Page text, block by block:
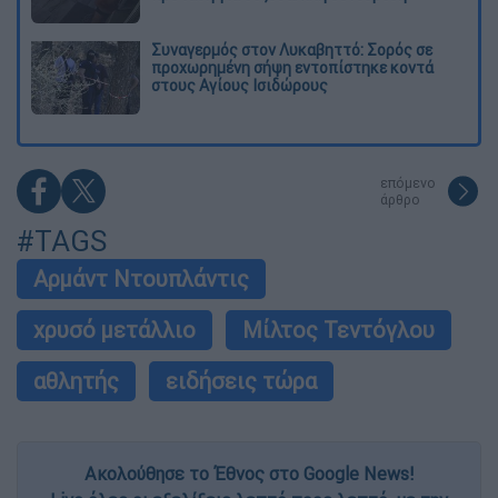
Συναγερμός στον Λυκαβηττό: Σορός σε
προχωρημένη σήψη εντοπίστηκε κοντά
στους Αγίους Ισιδώρους
επόμενο
άρθρο
#TAGS
Αρμάντ Ντουπλάντις
χρυσό μετάλλιο
Μίλτος Τεντόγλου
αθλητής
ειδήσεις τώρα
Ακολούθησε το Έθνος στο Google News!